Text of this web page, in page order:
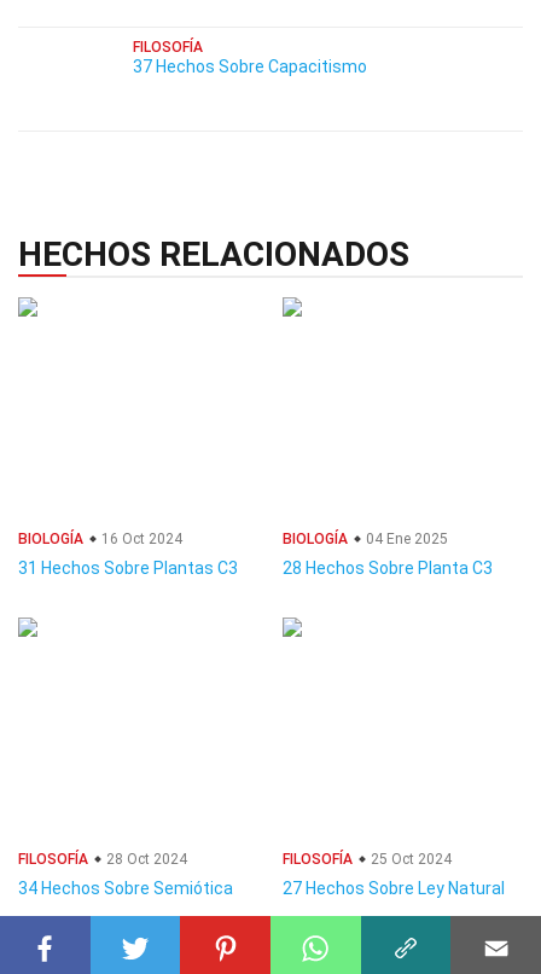
FILOSOFÍA
37 Hechos Sobre Capacitismo
HECHOS RELACIONADOS
BIOLOGÍA 16 Oct 2024
31 Hechos Sobre Plantas C3
BIOLOGÍA 04 Ene 2025
28 Hechos Sobre Planta C3
FILOSOFÍA 28 Oct 2024
34 Hechos Sobre Semiótica
FILOSOFÍA 25 Oct 2024
27 Hechos Sobre Ley Natural